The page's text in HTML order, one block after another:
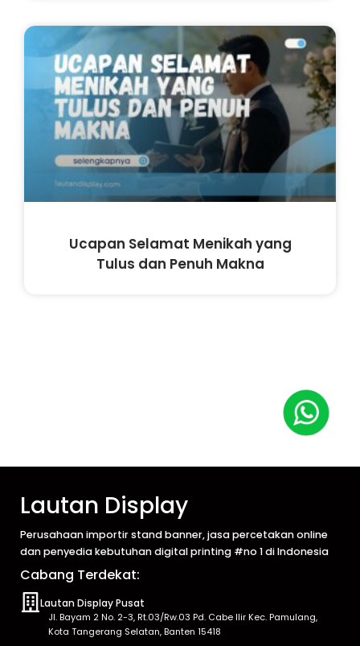
Ucapan Selamat Menikah yang
Tulus dan Penuh Makna
Lautan Display
Perusahaan importir stand banner, jasa percetakan online
dan penyedia kebutuhan digital printing #no 1 di Indonesia
Cabang Terdekat:
Lautan Display Pusat
Jl. Bayam 2 No. 2-3, Rt.03/Rw.03 Pd. Cabe Ilir Kec. Pamulang,
Kota Tangerang Selatan, Banten 15418